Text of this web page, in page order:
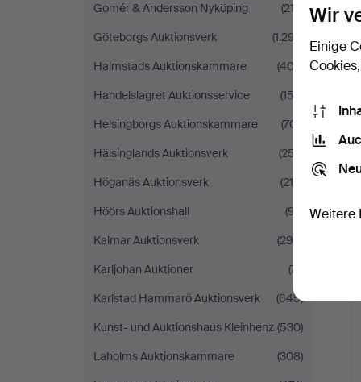
Gomér & Andersson Nyköping
(212)
Göteborgs Auktionsverk
(1.297)
Halmstads Auktionskammare
(403)
Handelslagret Auktionsservice
(152)
Helsingborgs Auktionskammare
(701)
Hälsinglands Auktionsverk
(257)
Höganäs Auktionsverk
(215)
Höörs Auktionshall
(97)
Kalmar Auktionsverk
(294)
Karljohan Auktioner
(71)
Karlstad Hammarö Auktionsverk
(645)
Kunst- und Auktionshaus Kleinhenz (530)
Laholms Auktionskammare
(308)
Wir
Einige
Weitere